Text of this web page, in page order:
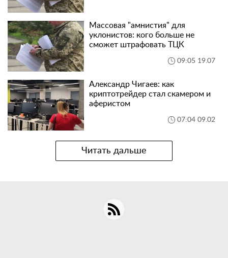
Массовая "амнистия" для
уклонистов: кого больше не
сможет штрафовать ТЦК
09:05 19.07
Александр Чигаев: как
криптотрейдер стал скамером и
аферистом
07:04 09.02
Читать дальше